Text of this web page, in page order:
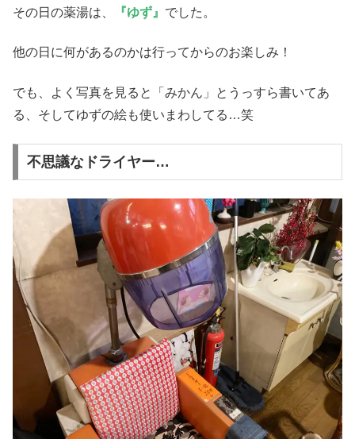
その日の薬湯は、 『ゆず』 でした。
他の日に何があるのかは行ってからのお楽しみ！
でも、よく写真を見ると「みかん」とうっすら書いてあ
る、そしてゆずの絵も使いまわしてる…笑
不思議なドライヤー…